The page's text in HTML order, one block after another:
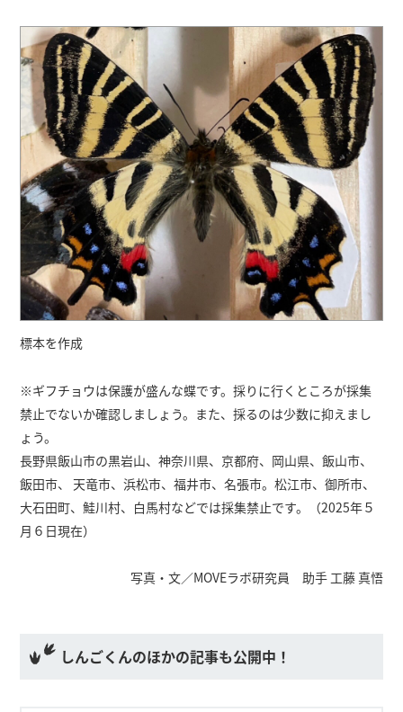
標本を作成
※ギフチョウは保護が盛んな蝶です。採りに行くところが採集
禁止でないか確認しましょう。また、採るのは少数に抑えまし
ょう。
長野県飯山市の黒岩山、神奈川県、京都府、岡山県、飯山市、
飯田市、 天竜市、浜松市、福井市、名張市。松江市、御所市、
大石田町、鮭川村、白馬村などでは採集禁止です。（2025年５
月６日現在）
写真・文／MOVEラボ研究員 助手 工藤 真悟
しんごくんのほかの記事も公開中！